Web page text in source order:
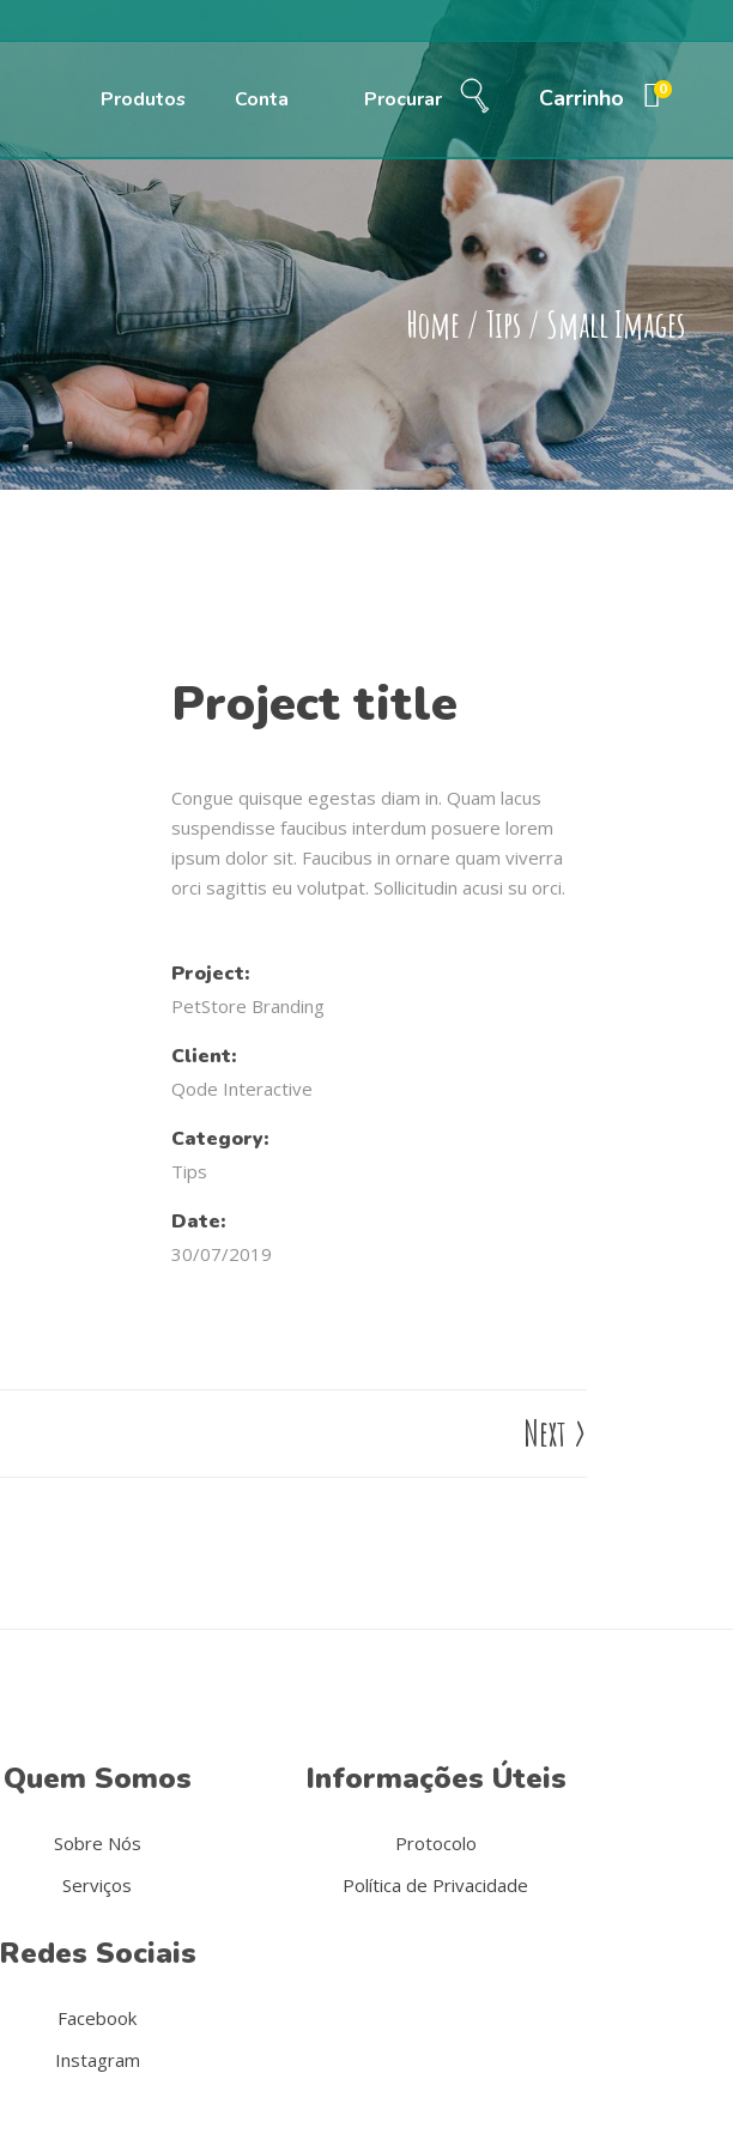
Produtos Conta Procurar Carrinho 0
Home / Tips / Small Images
Project title
Congue quisque egestas diam in. Quam lacus
suspendisse faucibus interdum posuere lorem
ipsum dolor sit. Faucibus in ornare quam viverra
orci sagittis eu volutpat. Sollicitudin acusi su orci.
Project:
PetStore Branding
Client:
Qode Interactive
Category:
Tips
Date:
30/07/2019
Next >
Quem Somos
Sobre Nós
Serviços
Redes Sociais
Facebook
Instagram
Informações Úteis
Protocolo
Política de Privacidade